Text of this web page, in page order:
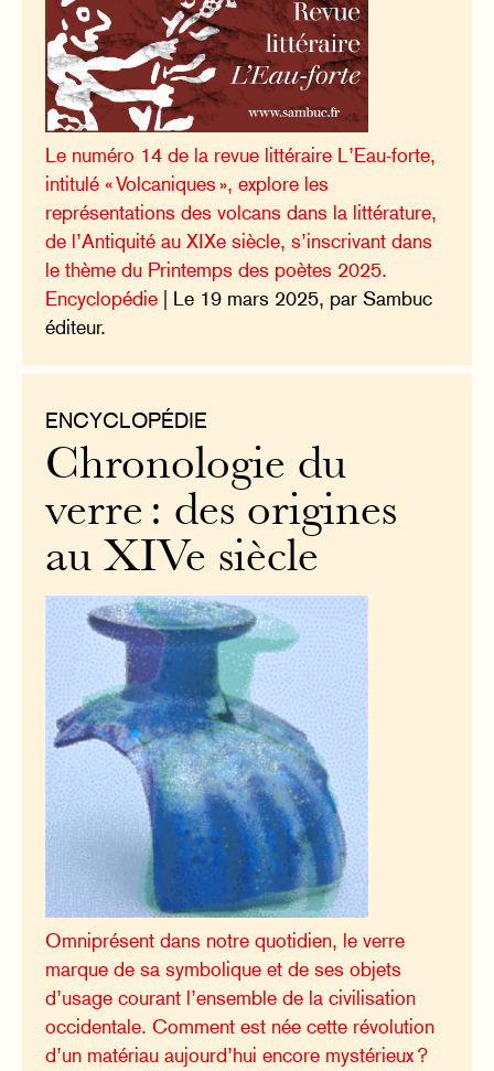
Le numéro 14 de la revue littéraire L’Eau-forte,
intitulé « Volcaniques », explore les
représentations des volcans dans la littérature,
de l’Antiquité au XIXe siècle, s’inscrivant dans
le thème du Printemps des poètes 2025.
Encyclopédie | Le 19 mars 2025, par Sambuc
éditeur.
ENCYCLOPÉDIE
Chronologie du
verre : des origines
au XIVe siècle
Omniprésent dans notre quotidien, le verre
marque de sa symbolique et de ses objets
d’usage courant l’ensemble de la civilisation
occidentale. Comment est née cette révolution
d’un matériau aujourd’hui encore mystérieux ?